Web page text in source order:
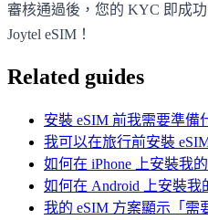
審核通過後，您的 KYC 即成
Joytel eSIM！
Related guides
安裝 eSIM 前我需要準備
我可以在旅行前安裝
如何在 iPhone 上安裝我
如何在 Android 上安裝我
我的 eSIM 方案顯示「需